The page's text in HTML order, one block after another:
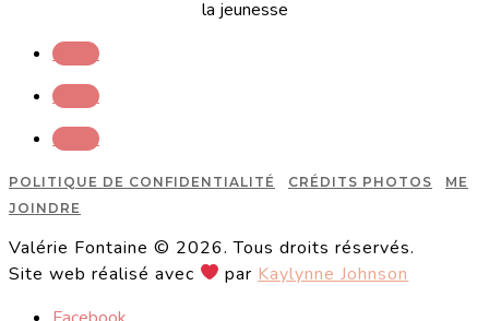
Suivre
Suivre
Suivre
POLITIQUE DE CONFIDENTIALITÉ CRÉDITS PHOTOS
ME
JOINDRE
Valérie Fontaine © 2026. Tous droits réservés.
Site web réalisé avec
par Kaylynne Johnson